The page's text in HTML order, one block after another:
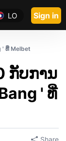
LO Sign in
' ທີ່ Melbet
ກັບການ
' ທີ່